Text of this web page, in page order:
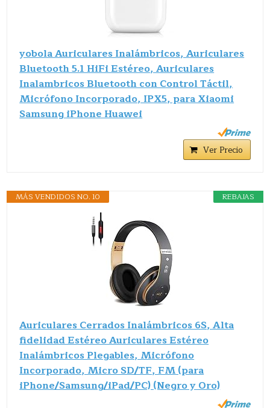
yobola Auriculares Inalámbricos, Auriculares
Bluetooth 5.1 HiFi Estéreo, Auriculares
Inalambricos Bluetooth con Control Táctil,
Micrófono Incorporado, IPX5, para Xiaomi
Samsung iPhone Huawei
Ver Precio
REBAJAS
MÁS VENDIDOS NO. 10
Auriculares Cerrados Inalámbricos 6S, Alta
fidelidad Estéreo Auriculares Estéreo
Inalámbricos Plegables, Micrófono
Incorporado, Micro SD/TF, FM (para
iPhone/Samsung/iPad/PC) (Negro y Oro)